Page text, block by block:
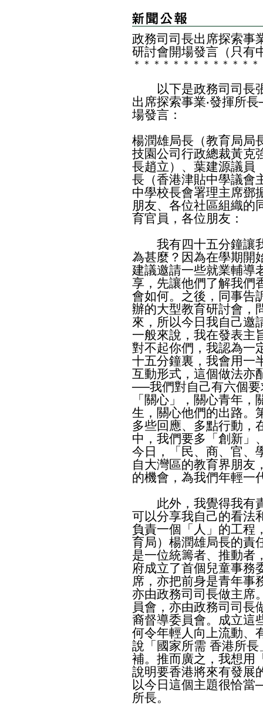
政務司司長出席探索事
研討會開場發言（只有
＊ ＊ ＊ ＊ ＊ ＊ ＊ ＊ ＊ ＊ ＊ ＊ ＊
以下是政務司司長張
出席探索事業‧發揮所
場發言：
楊潤雄局長（教育局局
技園公司行政總裁黃克
長趙立）、葉建源議員
長（香港津貼中學議會
中學校長會署理主席鄧
朋友、各位社區組織的
育官員，各位朋友：
我有四十五分鐘讓我
為甚麼？因為在學期開
建議邀請一些就業輔導
享，先讓他們了解我們
會如何。之後，同事告
辦的大型教育研討會，
來，所以今日我自己邀
一般來說，我在發表主
對不起你們，我認為一
十五分鐘裏，我會用一
互動形式，這個做法亦
──我們對自己有六個
「關心」，關心青年
生，關心他們的出路。
多些回應、多點行動，
中，我們要多「創新」
今日，「民、商、官、
自大灣區的教育界朋友
的機會，為我們年輕一
此外，我覺得我有責
可以分享我自己的看法
負責一個「人」的工程
育局）楊潤雄局長的責
是一位統籌者、推動者
府成立了首個兒童事務
席，亦把前身是青年事
亦由政務司司長做主席
員會，亦由政務司司長
裔督導委員會。成立這
何令年輕人向上流動、
說「國家所需 香港所
補。推而廣之，我想用
說明要香港將來有發展
以今日這個主題很恰
所長。